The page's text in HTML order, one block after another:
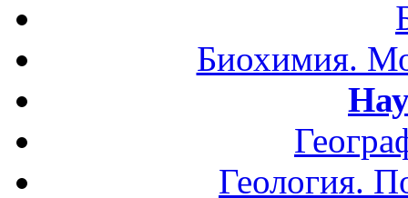
Биохимия.
Геология.